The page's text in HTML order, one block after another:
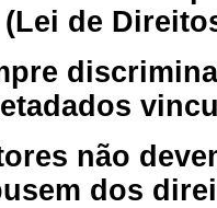
(Lei de
não
dos